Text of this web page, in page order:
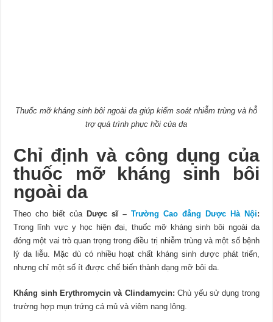
Thuốc mỡ kháng sinh bôi ngoài da giúp kiểm soát nhiễm trùng và hỗ
trợ quá trình phục hồi của da
Chỉ định và công dụng của
thuốc mỡ kháng sinh bôi
ngoài da
Theo cho biết của Dược sĩ – Trường Cao đẳng Dược Hà Nội:
Trong lĩnh vực y học hiện đại, thuốc mỡ kháng sinh bôi ngoài da
đóng một vai trò quan trọng trong điều trị nhiễm trùng và một số bệnh
lý da liễu. Mặc dù có nhiều hoạt chất kháng sinh được phát triển,
nhưng chỉ một số ít được chế biến thành dạng mỡ bôi da.
Kháng sinh Erythromycin và Clindamycin:Chủ yếu sử dụng trong
trường hợp mụn trứng cá mủ và viêm nang lông.